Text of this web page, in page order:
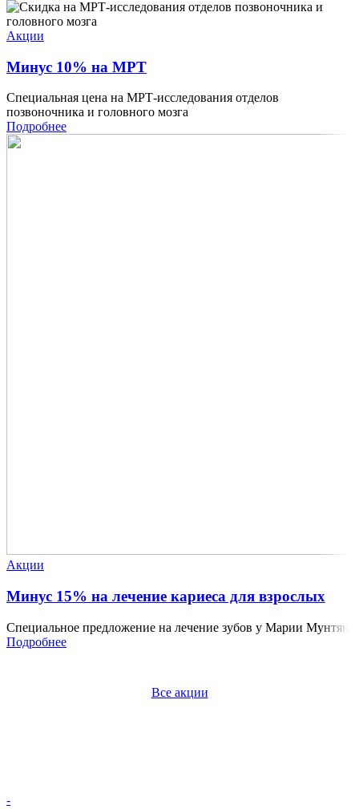
Акции
Минус 10% на МРТ
Специальная цена на МРТ-исследования отделов
позвоночника и головного мозга
Подробнее
Акции
Минус 15% на лечение кариеса для взрослых
Специальное предложение на лечение зубов у Марии Мунтян
Подробнее
Все акции
-